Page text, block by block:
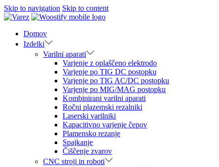
Skip to navigation Skip to content
Domov
Izdelki
Varilni aparati
Varjenje z oplaščeno elektrodo
Varjenje po TIG DC postopku
Varjenje po TIG AC/DC postopku
Varjenje po MIG/MAG postopku
Kombinirani varilni aparati
Ročni plazemski rezalniki
Laserski varilniki
Kapacitivno varjenje čepov
Plamensko rezanje
Spajkanje
Čiščenje zvarov
CNC stroji in roboti